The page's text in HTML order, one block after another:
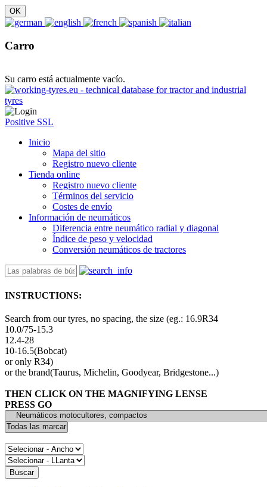
Carro
Su carro está actualmente vacío.
Positive SSL
Inicio
Mapa del sitio
Registro nuevo cliente
Tienda online
Registro nuevo cliente
Términos del servicio
Costes de envío
Información de neumáticos
Diferencia entre neumático radial y diagonal
Índice de peso y velocidad
Conversión neumáticos de tractores
INSTRUCTIONS:
Search from our tyres, no spacing, the size (eg.: 16.9R34
10.0/75-15.3
12.4-28
10-16.5(Bobcat)
or only R34)
or the brand(Taurus, Michelin, Goodyear, Bridgestone...)
THEN CLICK ON THE MAGNIFYING LENSE
PRESS GO